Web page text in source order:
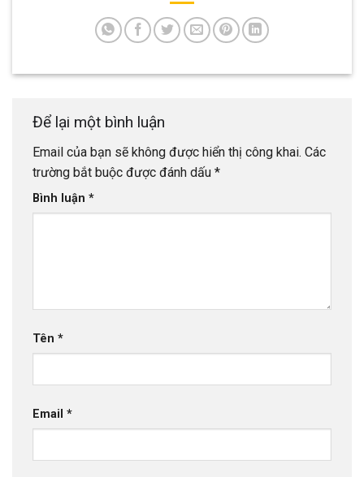
Để lại một bình luận
Email của bạn sẽ không được hiển thị công khai. Các
trường bắt buộc được đánh dấu *
Bình luận *
Tên *
Email *